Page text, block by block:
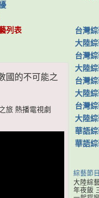
列表
國的不可能之
旅 熱播電視劇
台灣
大陸
台灣
大陸
台灣
大陸
台灣
大陸
華語
華語
綜藝節
大陸綜
年夜飯